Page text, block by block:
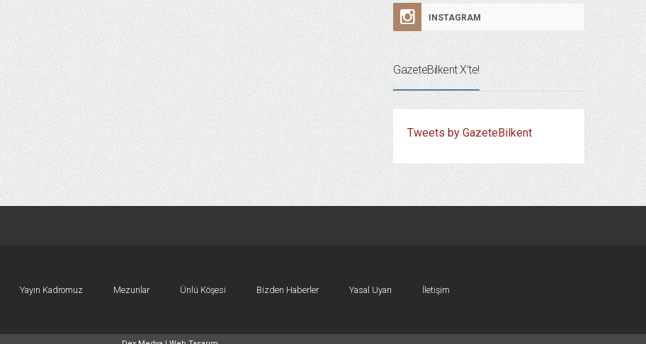
INSTAGRAM
GazeteBilkent X’te!
Tweets by GazeteBilkent
Yayın Kadromuz Mezunlar Ünlü Köşesi Bizden Haberler Yasal Uyarı İletişim